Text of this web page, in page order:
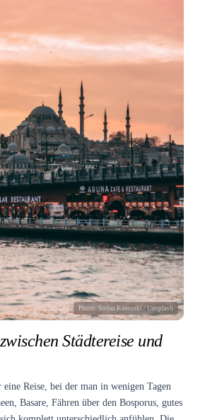
Photo: Stefan Kostoski/ Unsplash
Städtereise und
Reise, bei der man in wenigen Tagen
Basare, Fähren über den Bosporus, gutes